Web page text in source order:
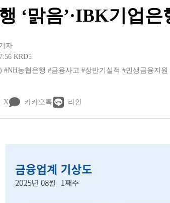
‘맑음’·IBK기업은
자
KRD5
#NH농협은행 #금융사고 #상반기실적 #민생금융지원
X 카카오톡 라인